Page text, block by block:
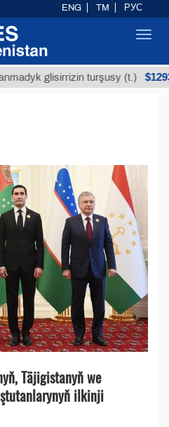
turşusy (t.) $12935,18
Täjigistanyň we
ilkinji
ENG TM РУС